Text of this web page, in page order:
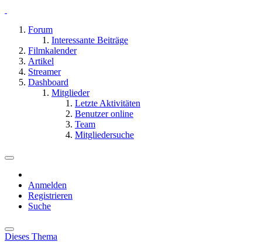
Forum
Interessante Beiträge
Filmkalender
Artikel
Streamer
Dashboard
Mitglieder
Letzte Aktivitäten
Benutzer online
Team
Mitgliedersuche
Anmelden
Registrieren
Suche
Dieses Thema